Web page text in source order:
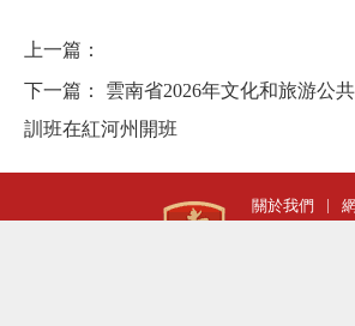
上一篇：
下一篇： 雲南省2026年文化和旅游公
訓班在紅河州開班